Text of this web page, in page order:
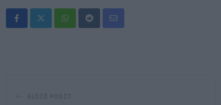
WhatsappRedditShare